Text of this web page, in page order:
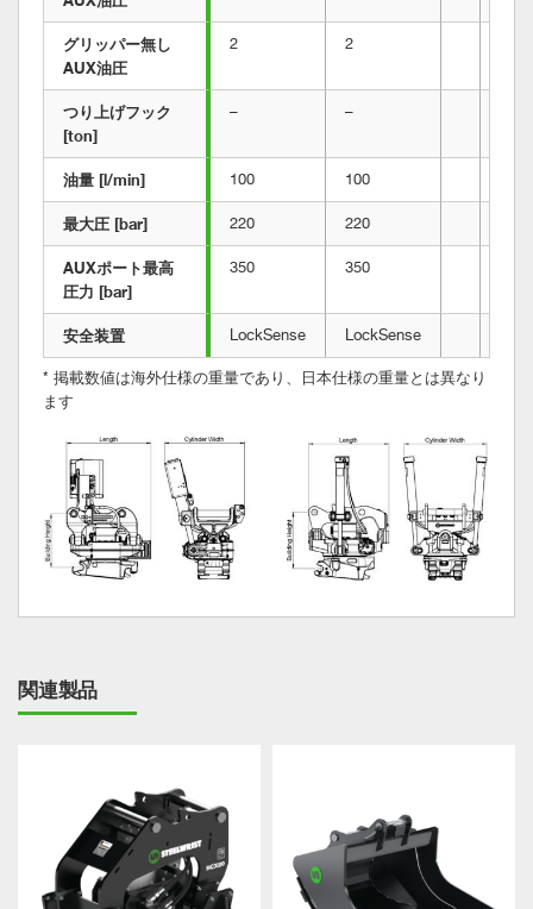
グリッパー無し
AUX油圧
2 2
つり上げフック
[ton]
– –
油量 [l/min] 100 100
最大圧 [bar] 220 220
AUXポート最高
圧力 [bar]
350 350
LockSense LockSense
* 掲載数値は海外仕様の重量であり、
日本仕様の重量とは異なり
ます
関連製品